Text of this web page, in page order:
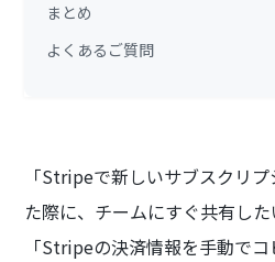
まとめ
よくあるご質問
「Stripeで新しいサブスクリ
た際に、チームにすぐ共有した
「Stripeの決済情報を手動で